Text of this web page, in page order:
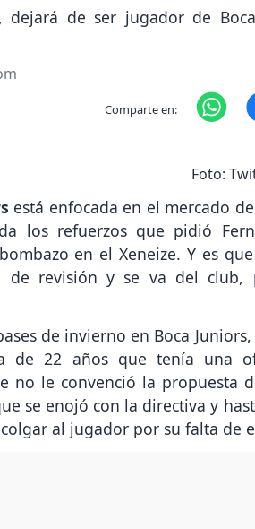
dejará de ser jugador de
Comparte en:
Foto:
está enfocada en el mercado
los refuerzos que pidió
en el Xeneize. Y es que
de revisión y se va del club,
de invierno en Boca
de 22 años que tenía una
no le convenció la propuesta
se enojó con la directiva y
al jugador por su falta de